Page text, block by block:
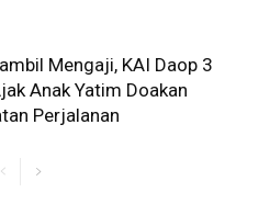
Mengaji, KAI Daop 3
Anak Yatim Doakan
Perjalanan